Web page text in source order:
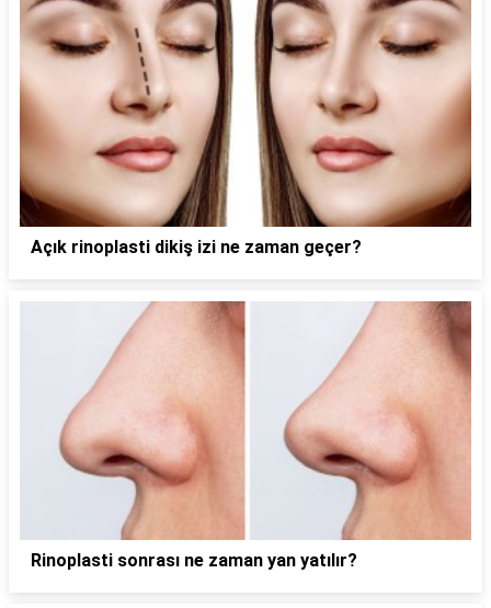
Açık rinoplasti dikiş izi ne zaman geçer?
Rinoplasti sonrası ne zaman yan yatılır?